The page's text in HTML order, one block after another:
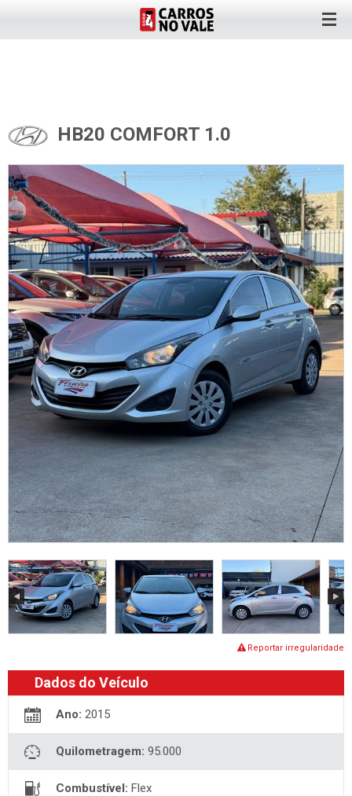
HB20 COMFORT 1.0
Reportar irregularidade
Dados do Veículo
Ano: 2015
Quilometragem: 95.000
Combustível: Flex